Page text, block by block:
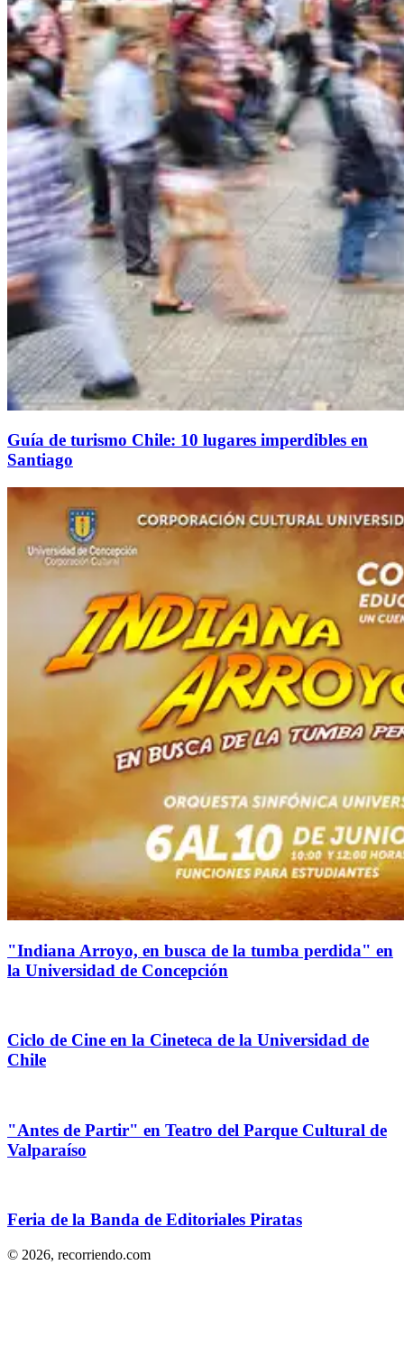
Guía de turismo Chile: 10 lugares imperdibles en
Santiago
"Indiana Arroyo, en busca de la tumba perdida" en
la Universidad de Concepción
Ciclo de Cine en la Cineteca de la Universidad de
Chile
"Antes de Partir" en Teatro del Parque Cultural de
Valparaíso
Feria de la Banda de Editoriales Piratas
© 2026, recorriendo.com